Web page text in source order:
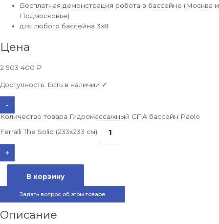
Бесплатная демонстрация робота в бассейне (Москва и
Подмосковье)
для любого бассейна 3х8
Цена
2 503 400 ₽
Доступность: Есть в наличии ✓
-
Количество товара Гидромассажный СПА бассейн Paolo
Ferralli The Solid (233х233 см)
+
В корзину
Задать вопрос об этом товаре
Описание